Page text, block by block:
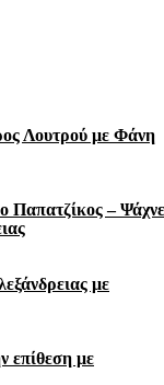
Λουτρού με Φάνη
Παπατζίκος –
με
επίθεση με